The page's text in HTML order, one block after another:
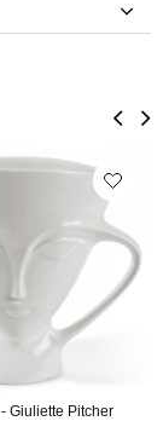
Giuliette Pitcher